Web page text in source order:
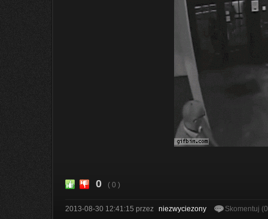
0 ( 0 )
2013-08-30 12:41:15 przez niezwyciezony Skomentuj